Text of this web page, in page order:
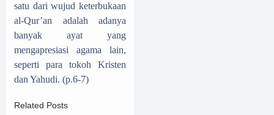
satu dari wujud keterbukaan
al-Qur’an adalah adanya
banyak ayat yang
mengapresiasi agama lain,
seperti para tokoh Kristen
dan Yahudi. (p.6-7)
Related Posts